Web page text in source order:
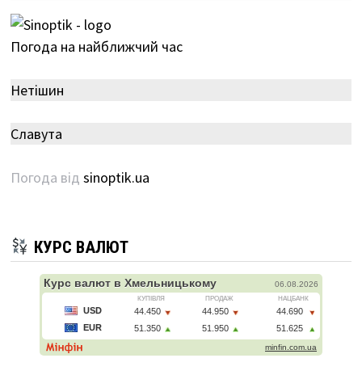
Погода на найближчий час
Нетішин
Славута
Погода від sinoptik.ua
КУРС ВАЛЮТ